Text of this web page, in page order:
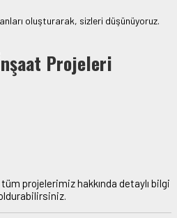
oluşturarak, sizleri düşünüyoruz.
Projeleri
projelerimiz hakkında detaylı bilgi